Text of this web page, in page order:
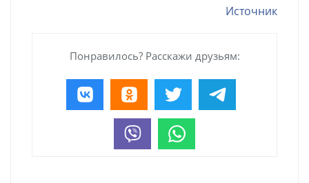
Источник
Понравилось? Расскажи друзьям: